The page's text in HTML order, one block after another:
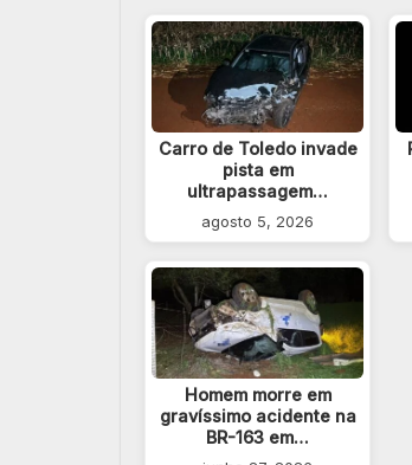
Carro de Toledo invade
pista em
ultrapassagem…
agosto 5, 2026
Homem morre em
gravíssimo acidente na
BR-163 em…